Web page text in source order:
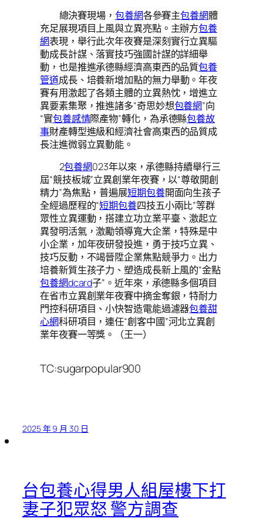
總決賽現場， 包養網各參賽主包養網體
充足展現項目上風與立異亮點。主辦方包養
網表現，舉行此次年夜賽是深刻實行立異驅
動成長計謀、落實技巧強國計謀的詳細舉
動，也是推進承德縣經濟高東西的品質包養
管道成長、培養新增加點的無力舉動。年夜
賽有用激起了各類主體的立異熱忱，增進立
異要素集聚，推進諸多“奇思妙想包養網”向
“實包養感情際產物”轉化，為承德縣包養故
事財產轉型進級和經濟社會高東西的品質成
長注進微弱立異動能。
2包養網023年以來，承德縣持續舉行三
屆“競技板城”立異創業年夜賽，以“尊敬開創
精力”為焦點，普遍展短期包養開面向生孩子
全經過歷程的“短期包養四技五小兩比”等群
眾性立異運動，搭建立功立業平臺、激起立
異發明活氣，激勵領導寬大企業，特殊是中
小企業，加年夜研發投進，勇于技巧立異、
技巧反動，不竭晉陞企業焦點競爭力。出力
培養新質生孩子力、塑造成長新上風的“金點
包養網dcard子”。近年來，承德縣多個項目
在省市立異創業年夜賽中摘金奪銀，特耐力
門控科研項目、小快智造電能過濾器包養甜
心網科研項目，連任“創客中國”河北立異創
業年夜賽一等獎。（王一）
TC:sugarpopular900
2025 年 9 月 30 日
台包養心得男人組屋樓下打
妻子犯眾怒 警方調查